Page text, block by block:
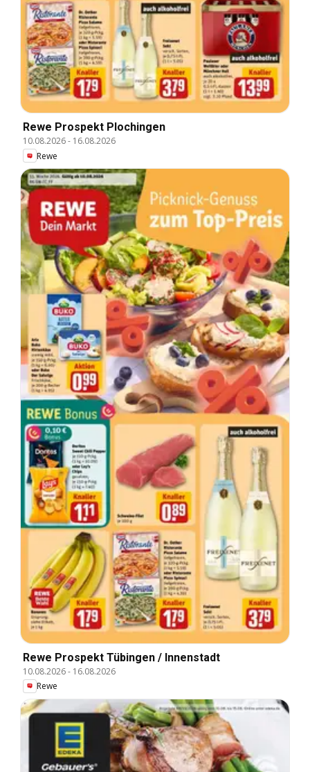
Rewe Prospekt Plochingen
10.08.2026- 16.08.2026
Rewe
Rewe Prospekt Tübingen / Innenstadt
10.08.2026- 16.08.2026
Rewe